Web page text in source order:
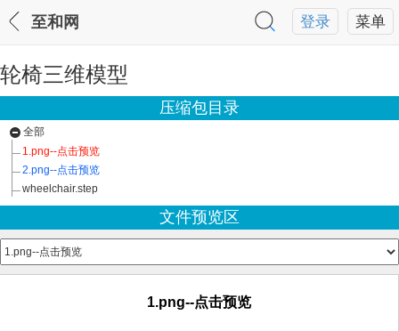
菜单
登录
至和网
轮椅三维模型
压缩包目录
全部
1.png--点击预览
2.png--点击预览
wheelchair.step
文件预览区
1.png--点击预览